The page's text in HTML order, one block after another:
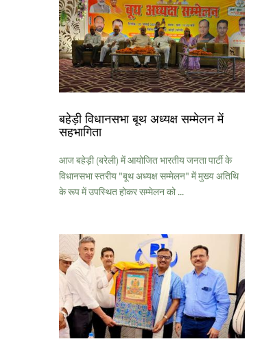
बहेड़ी विधानसभा बूथ अध्यक्ष सम्मेलन में
सहभागिता
आज बहेड़ी (बरेली) में आयोजित भारतीय जनता पार्टी के
विधानसभा स्तरीय "बूथ अध्यक्ष सम्मेलन" में मुख्य अतिथि
के रूप में उपस्थित होकर सम्मेलन को ...